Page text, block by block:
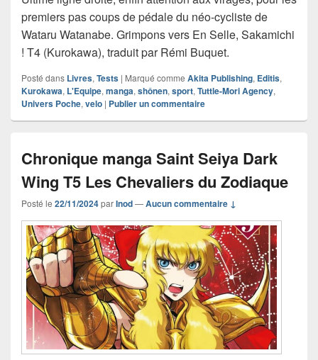
premiers pas coups de pédale du néo-cycliste de
Wataru Watanabe. Grimpons vers En Selle, Sakamichi
! T4 (Kurokawa), traduit par Rémi Buquet.
Posté dans Livres, Tests | Marqué comme Akita Publishing, Editis,
Kurokawa, L'Equipe, manga, shônen, sport, Tuttle-Mori Agency,
Univers Poche, velo | Publier un commentaire
Chronique manga Saint Seiya Dark
Wing T5 Les Chevaliers du Zodiaque
Posté le 22/11/2024parInod—Aucun commentaire ↓